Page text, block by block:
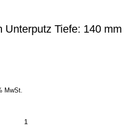
Unterputz Tiefe: 140 mm
MwSt.